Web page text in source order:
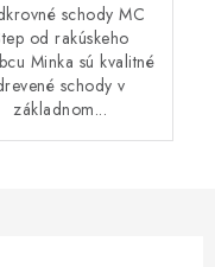
schody MC
od rakúskeho
Minka sú kvalitné
schody v
základnom...